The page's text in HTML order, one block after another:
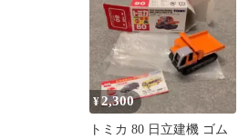
¥2,300
トミカ 80 日立建機 ゴム